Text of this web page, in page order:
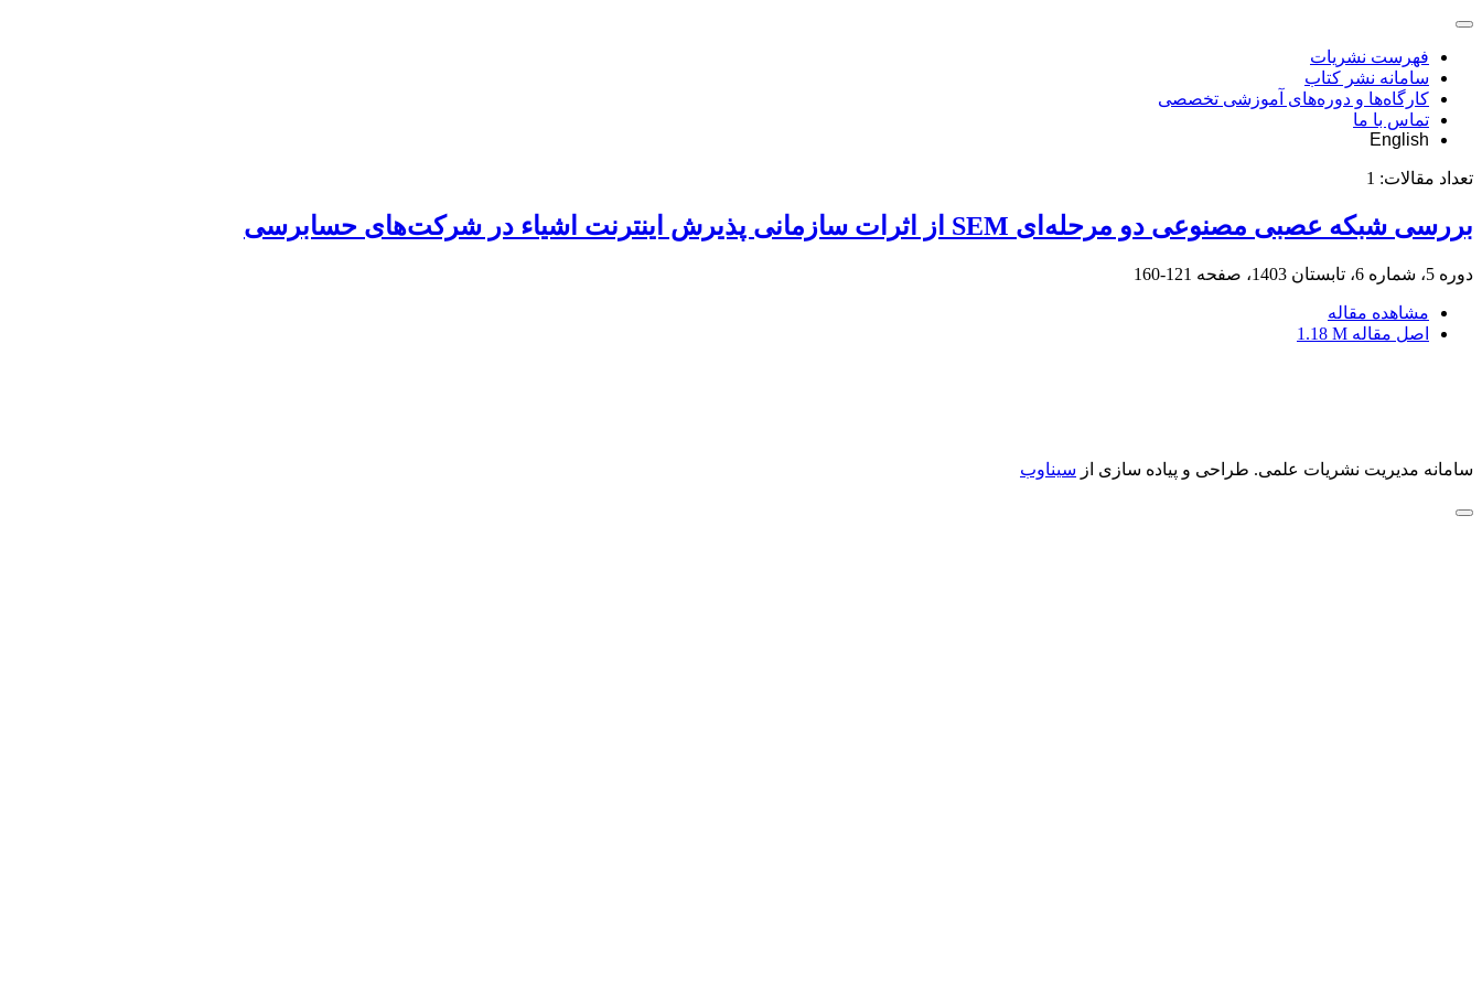
فهرست نشریات
سامانه نشر کتاب
کارگاه‌ها و دوره‌های آموزشی تخصصی
تماس با ما
English
تعداد مقالات: 1
بررسی شبکه عصبی مصنوعی دو مرحله‌ای SEM از اثرات سازمانی پذیرش اینترنت اشیاء در شرکت‌های حسابرسی
دوره 5، شماره 6، تابستان 1403، صفحه 121-160
مشاهده مقاله
اصل مقاله 1.18 M
سامانه مدیریت نشریات علمی. طراحی و پیاده سازی از سیناوب